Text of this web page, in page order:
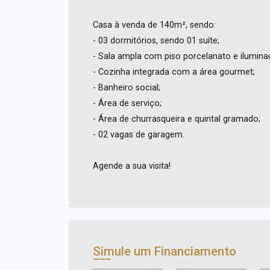
Casa à venda de 140m², sendo:
- 03 dormitórios, sendo 01 suíte;
- Sala ampla com piso porcelanato e
- Cozinha integrada com a área gourmet;
- Banheiro social;
- Área de serviço;
- Área de churrasqueira e quintal gramado;
- 02 vagas de garagem.
Agende a sua visita!
Simule um Financiamento